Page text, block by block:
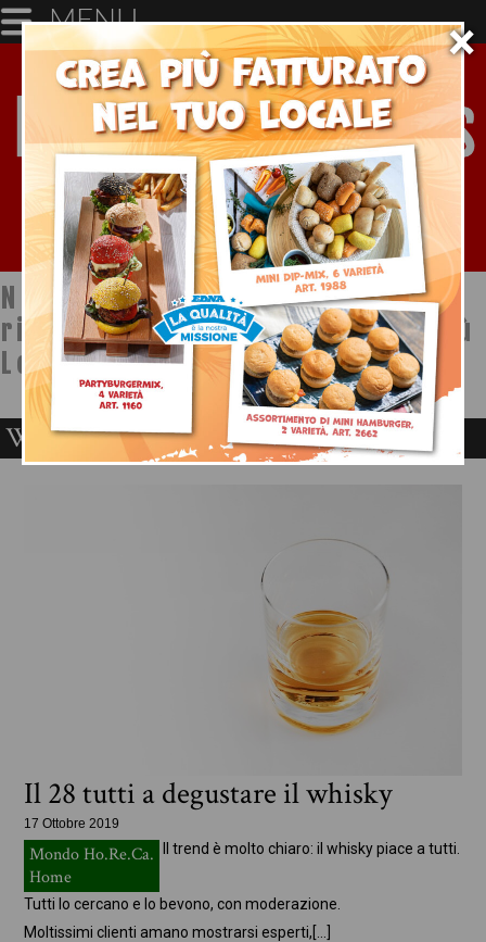
×
MENU
Notizie dal mondo della
ristorazione a cura di Ristopiù
Lombardia SpA
WHISKY
Il 28 tutti a degustare il whisky
17 Ottobre 2019
Mondo Ho.Re.Ca.
Home
Il trend è molto chiaro: il whisky piace a tutti.
Tutti lo cercano e lo bevono, con moderazione.
Moltissimi clienti amano mostrarsi esperti,